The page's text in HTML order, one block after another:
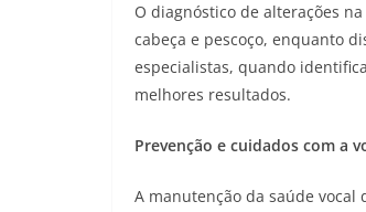
O diagnóstico de alterações
cabeça e pescoço, enquanto
especialistas, quando
melhores resultados.
Prevenção e cuidados com a
A manutenção da saúde